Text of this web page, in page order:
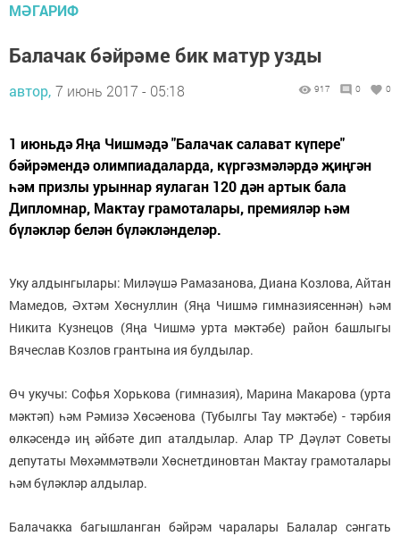
МӘГАРИФ
Балачак бәйрәме бик матур узды
автор, 7 июнь 2017 - 05:18 917 0 0
1 июньдә Яңа Чишмәдә "Балачак салават күпере"
бәйрәмендә олимпиадаларда, күргәзмәләрдә җиңгән
һәм призлы урыннар яулаган 120 дән артык бала
Дипломнар, Мактау грамоталары, премияләр һәм
бүләкләр белән бүләкләнделәр.
Уку алдынгылары: Миләүшә Рамазанова, Диана Козлова, Айтан
Мамедов, Әхтәм Хөснуллин (Яңа Чишмә гимназиясеннән) һәм
Никита Кузнецов (Яңа Чишмә урта мәктәбе) район башлыгы
Вячеслав Козлов грантына ия булдылар.
Өч укучы: Софья Хорькова (гимназия), Марина Макарова (урта
мәктәп) һәм Рәмизә Хөсәенова (Тубылгы Тау мәктәбе) - тәрбия
өлкәсендә иң әйбәте дип аталдылар. Алар ТР Дәүләт Советы
депутаты Мөхәммәтвәли Хөснетдиновтан Мактау грамоталары
һәм бүләкләр алдылар.
Балачакка багышланган бәйрәм чаралары Балалар сәнгать